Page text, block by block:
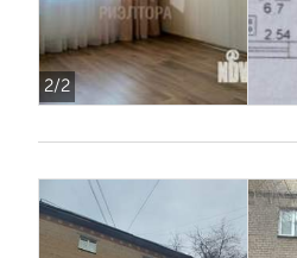
2/2